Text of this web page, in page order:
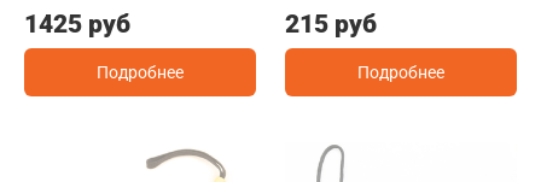
1425 руб
Подробнее
215 руб
Подробнее